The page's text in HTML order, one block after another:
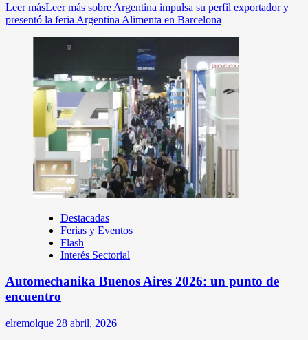
Leer másLeer más sobre Argentina impulsa su perfil exportador y
presentó la feria Argentina Alimenta en Barcelona
Destacadas
Ferias y Eventos
Flash
Interés Sectorial
Automechanika Buenos Aires 2026: un punto de
encuentro
elremolque 28 abril, 2026